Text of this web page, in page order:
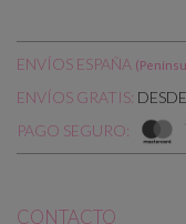
ENVÍOS ESPAÑA
ENVÍOS GRATIS:
PAGO SEGURO:
CONTACTO